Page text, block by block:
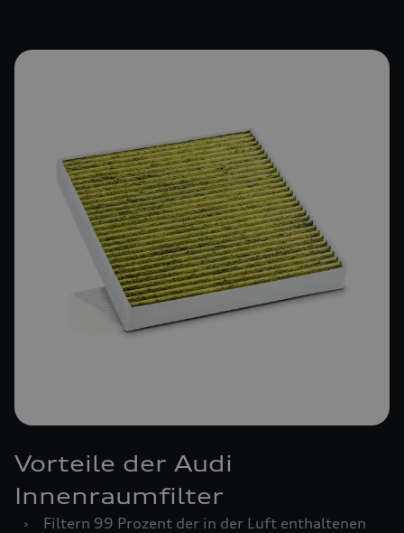
Vorteile der Audi
Innenraumfilter
›
Filtern 99 Prozent der in der Luft enthaltenen